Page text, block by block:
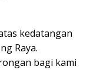
kedatangan
Raya.
bagi kami